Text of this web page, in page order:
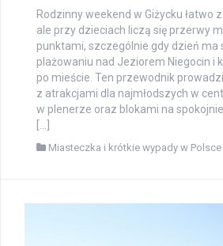
Rodzinny weekend w Giżycku łatwo
ale przy dzieciach liczą się przerwy
punktami, szczególnie gdy dzień ma
plażowaniu nad Jeziorem Niegocin i
po mieście. Ten przewodnik
z atrakcjami dla najmłodszych w
w plenerze oraz blokami na
Miasteczka i krótkie wypady w Polsce